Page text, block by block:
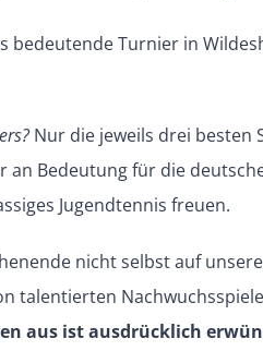
bedeutende Turnier in
Nur die jeweils drei besten
an Bedeutung für die
Jugendtennis freuen.
nicht selbst auf
talentierten
aus ist ausdrücklich